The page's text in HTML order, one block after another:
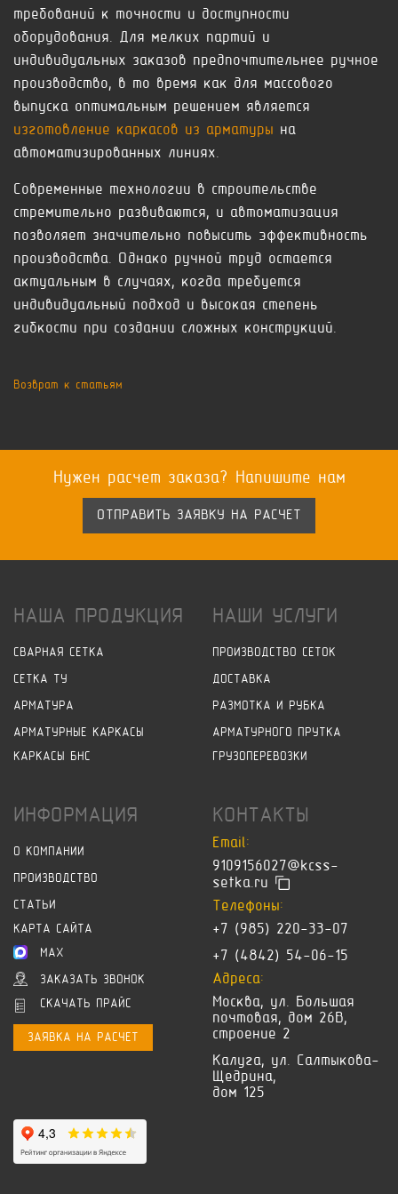
требований к точности и доступности
оборудования. Для мелких партий и
индивидуальных заказов предпочтительнее ручное
производство, в то время как для массового
выпуска оптимальным решением является
изготовление каркасов из арматуры на
автоматизированных линиях.
Современные технологии в строительстве
стремительно развиваются, и автоматизация
позволяет значительно повысить эффективность
производства. Однако ручной труд остается
актуальным в случаях, когда требуется
индивидуальный подход и высокая степень
гибкости при создании сложных конструкций.
Возврат к статьям
Нужен расчет заказа? Напишите нам
ОТПРАВИТЬ ЗАЯВКУ НА РАСЧЕТ
НАША ПРОДУКЦИЯ
СВАРНАЯ СЕТКА
СЕТКА ТУ
АРМАТУРА
АРМАТУРНЫЕ КАРКАСЫ
КАРКАСЫ БНС
НАШИ УСЛУГИ
ПРОИЗВОДСТВО СЕТОК
ДОСТАВКА
РАЗМОТКА И РУБКА
АРМАТУРНОГО ПРУТКА
ГРУЗОПЕРЕВОЗКИ
ИНФОРМАЦИЯ
О КОМПАНИИ
ПРОИЗВОДСТВО
СТАТЬИ
КАРТА САЙТА
MAX
ЗАКАЗАТЬ ЗВОНОК
СКАЧАТЬ ПРАЙС
ЗАЯВКА НА РАСЧЕТ
КОНТАКТЫ
Email:
9109156027@kcss-
setka.ru
Телефоны:
+7 (985) 220-33-07
+7 (4842) 54-06-15
Адреса:
Москва, ул. Большая
почтовая, дом 26В,
строение 2
Калуга, ул. Салтыкова-
Щедрина,
дом 125